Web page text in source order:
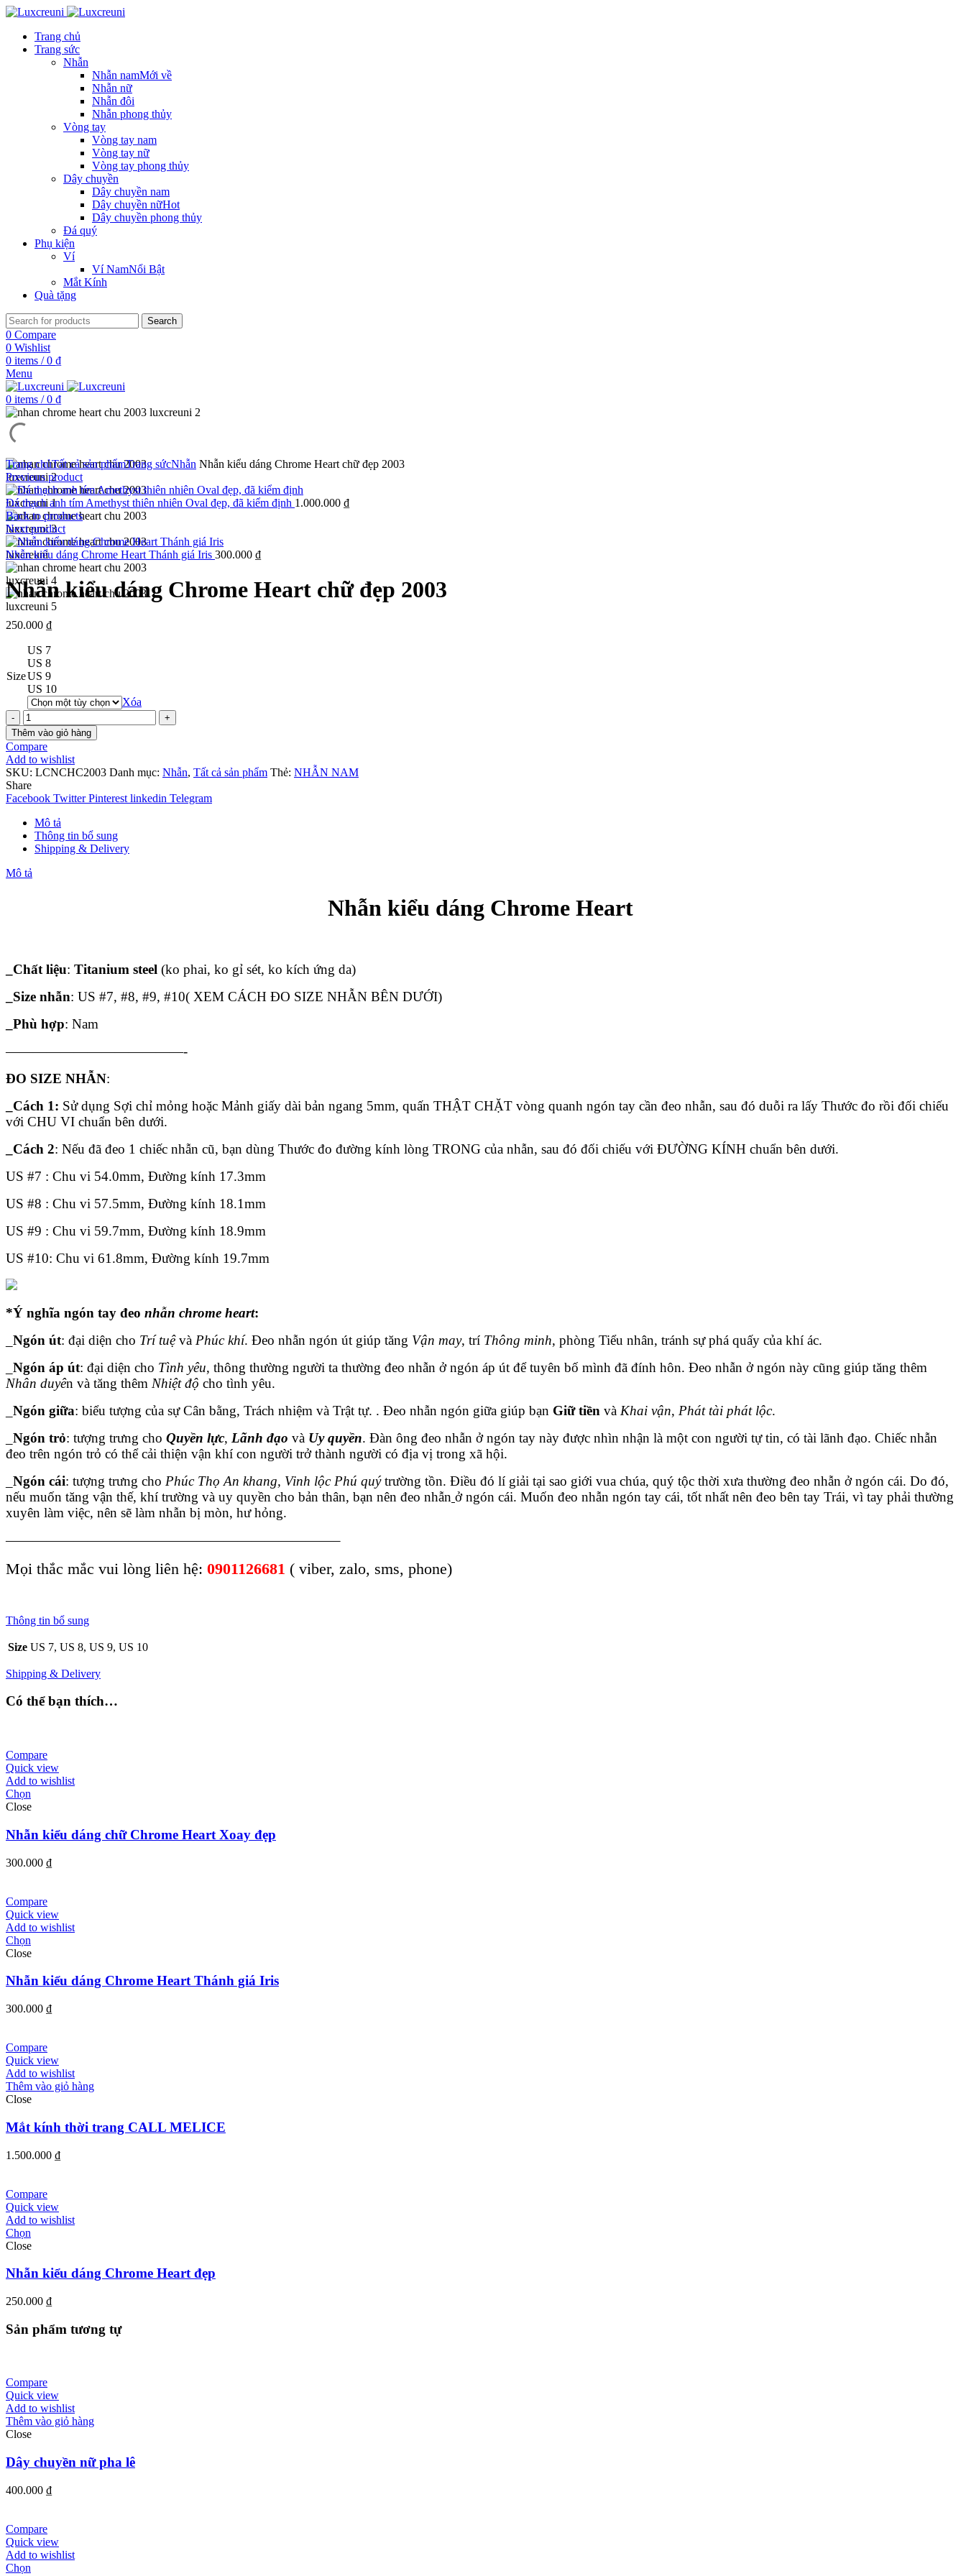
Trang chủ
Trang sức
Nhẫn
Nhẫn namMới về
Nhẫn nữ
Nhẫn đôi
Nhẫn phong thủy
Vòng tay
Vòng tay nam
Vòng tay nữ
Vòng tay phong thủy
Dây chuyền
Dây chuyền nam
Dây chuyền nữHot
Dây chuyền phong thủy
Đá quý
Phụ kiện
Ví
Ví NamNổi Bật
Mắt Kính
Quà tặng
Search
0 Compare
0 Wishlist
0 items / 0 ₫
Menu
0 items / 0 ₫
Trang chủTất cả sản phẩmTrang sứcNhẫn Nhẫn kiểu dáng Chrome Heart chữ đẹp 2003
Previous product
Đá thạch anh tím Amethyst thiên nhiên Oval đẹp, đã kiểm định 1.000.000 ₫
Back to products
Next product
Nhẫn kiểu dáng Chrome Heart Thánh giá Iris 300.000 ₫
Nhẫn kiểu dáng Chrome Heart chữ đẹp 2003
250.000 ₫
Size
US 7
US 8
US 9
US 10
Xóa
Nhẫn
kiểu
dáng
Chrome
Heart
chữ
đẹp
2003
số
lượng
Thêm vào giỏ hàng
Compare
Add to wishlist
SKU: LCNCHC2003 Danh mục: Nhẫn, Tất cả sản phẩm Thẻ: NHẪN NAM
Share
Facebook Twitter Pinterest linkedin Telegram
Mô tả
Thông tin bổ sung
Shipping & Delivery
Mô tả
Nhẫn kiểu dáng Chrome Heart
_Chất liệu: Titanium steel (ko phai, ko gỉ sét, ko kích ứng da)
_Size nhẫn: US #7, #8, #9, #10( XEM CÁCH ĐO SIZE NHẪN BÊN DƯỚI)
_Phù hợp: Nam
—————————————-
ĐO SIZE NHẪN:
_Cách 1: Sử dụng Sợi chỉ mỏng hoặc Mảnh giấy dài bản ngang 5mm, quấn THẬT CHẶT vòng quanh ngón tay cần đeo nhẫn, sau đó duỗi ra lấy Thước đo rồi đối chiếu
với CHU VI chuẩn bên dưới.
_Cách 2: Nếu đã đeo 1 chiếc nhẫn cũ, bạn dùng Thước đo đường kính lòng TRONG của nhẫn, sau đó đối chiếu với ĐƯỜNG KÍNH chuẩn bên dưới.
US #7 : Chu vi 54.0mm, Đường kính 17.3mm
US #8 : Chu vi 57.5mm, Đường kính 18.1mm
US #9 : Chu vi 59.7mm, Đường kính 18.9mm
US #10: Chu vi 61.8mm, Đường kính 19.7mm
*Ý nghĩa ngón tay đeo nhẫn chrome heart:
Ngón út: đại diện cho Trí tuệvà Phúc khí. Đeo nhẫn ngón út giúp tăng Vận may, trí Thông minh, phòng Tiểu nhân, tránh sự phá quấy của khí ác.
Ngón áp út: đại diện cho Tình yêu, thông thường người ta thường đeo nhẫn ở ngón áp út để tuyên bố mình đã đính hôn. Đeo nhẫn ở ngón này cũng giúp tăng thêm
Nhân duyên và tăng thêm Nhiệt độ cho tình yêu.
Ngón giữa: biểu tượng của sự Cân bằng, Trách nhiệm và Trật tự. . Đeo nhẫn ngón giữa giúp bạn Giữ tiền và Khai vận, Phát tài phát lộc.
Ngón trỏ: tượng trưng cho Quyền lực, Lãnh đạo và Uy quyền. Đàn ông đeo nhẫn ở ngón tay này được nhìn nhận là một con người tự tin, có tài lãnh đạo. Chiếc nhẫn
đeo trên ngón trỏ có thể cải thiện vận khí con người trở thành người có địa vị trong xã hội.
Ngón cái: tượng trưng cho Phúc Thọ An khang, Vinh lộc Phú quýtrường tồn. Điều đó lí giải tại sao giới vua chúa, quý tộc thời xưa thường đeo nhẫn ở ngón cái. Do đó,
nếu muốn tăng vận thế, khí trường và uy quyền cho bản thân, bạn nên đeo nhẫn ở ngón cái. Muốn đeo nhẫn ngón tay cái, tốt nhất nên đeo bên tay Trái, vì tay phải thường
xuyên làm việc, nên sẽ làm nhẫn bị mòn, hư hỏng.
————————————————————————–
Mọi thắc mắc vui lòng liên hệ: 0901126681 ( viber, zalo, sms, phone)
Thông tin bổ sung
Size US 7, US 8, US 9, US 10
Shipping & Delivery
Có thể bạn thích…
Compare
Quick view
Add to wishlist
Chọn
Close
Nhẫn kiểu dáng chữ Chrome Heart Xoay đẹp
300.000 ₫
Compare
Quick view
Add to wishlist
Chọn
Close
Nhẫn kiểu dáng Chrome Heart Thánh giá Iris
300.000 ₫
Compare
Quick view
Add to wishlist
Thêm vào giỏ hàng
Close
Mắt kính thời trang CALL MELICE
1.500.000 ₫
Compare
Quick view
Add to wishlist
Chọn
Close
Nhẫn kiểu dáng Chrome Heart đẹp
250.000 ₫
Sản phẩm tương tự
Compare
Quick view
Add to wishlist
Thêm vào giỏ hàng
Close
Dây chuyền nữ pha lê
400.000 ₫
Compare
Quick view
Add to wishlist
Chọn